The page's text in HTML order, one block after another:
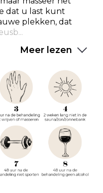
dat u last kunt
plekken, dat
Meer lezen